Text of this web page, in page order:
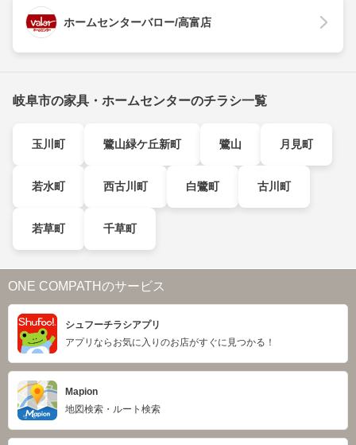
ホームセンターバロー/高富店
岐阜市の家具・ホームセンターのチラシ一覧
玉川町 鷺山緑ケ丘新町 鷺山 月見町
若水町 西古川町 白鷺町 古川町
若草町 千草町
ONE COMPATHのサービス
シュフーチラシアプリ
アプリならお気に入りのお店がすぐに見つかる！
Mapion
地図検索・ルート検索